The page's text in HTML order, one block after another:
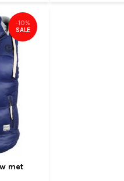
met
-10%
SALE